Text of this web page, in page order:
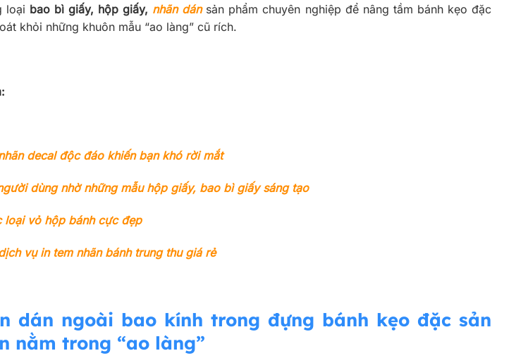
loại bao bì giấy, hộp giấy, nhãn dánsản phẩm chuyên nghiệp để nâng tầm bánh kẹo đặc
khỏi những khuôn mẫu “ao làng” cũ rích.
decal độc đáo khiến bạn khó rời mắt
dùng nhờ những mẫu hộp giấy, bao bì giấy sáng tạo
loại vỏ hộp bánh cực đẹp
vụ in tem nhãn bánh trung thu giá rẻ
dán ngoài bao kính trong đựng bánh kẹo đặc sản
nằm trong “ao làng”